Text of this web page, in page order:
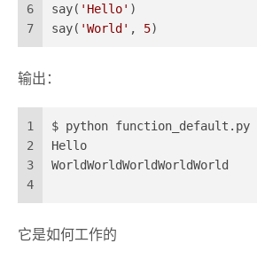
6
7
say( 'Hello' )
say( 'World' , 5)
输出：
1
2
3
4
$ python function_default.py
Hello
WorldWorldWorldWorldWorld
它是如何工作的